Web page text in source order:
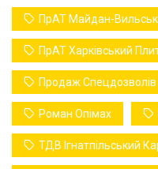
ПрАТ Майдан-
ПрАТ Харківський
Продаж Спецдозволів
Роман Опімах
ТДВ Ігнатпільський